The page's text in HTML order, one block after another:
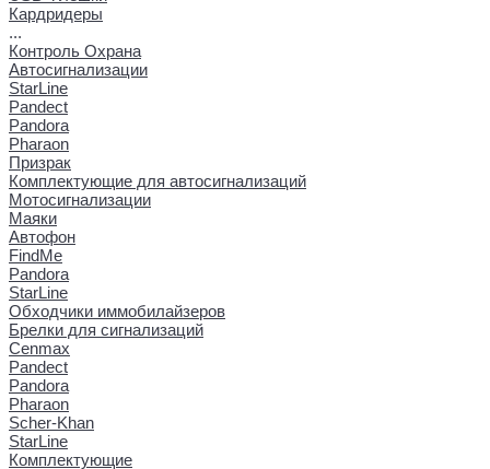
Кардридеры
...
Контроль Охрана
Автосигнализации
StarLine
Pandect
Pandora
Pharaon
Призрак
Комплектующие для автосигнализаций
Мотосигнализации
Маяки
Автофон
FindMe
Pandora
StarLine
Обходчики иммобилайзеров
Брелки для сигнализаций
Cenmax
Pandect
Pandora
Pharaon
Scher-Khan
StarLine
Комплектующие